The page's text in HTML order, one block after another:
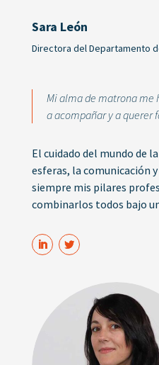
Sara León
Directora del Departamento
Mi alma de matrona me
a acompañar y a querer
El cuidado del mundo de
esferas, la comunicación
siempre mis pilares
combinarlos todos bajo